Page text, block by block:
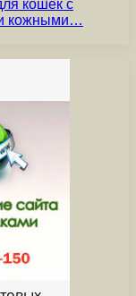
кошек с
кожными…